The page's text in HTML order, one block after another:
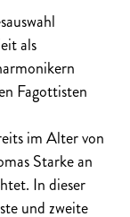
als
Fagottisten
im Alter von
Starke an
In dieser
und zweite